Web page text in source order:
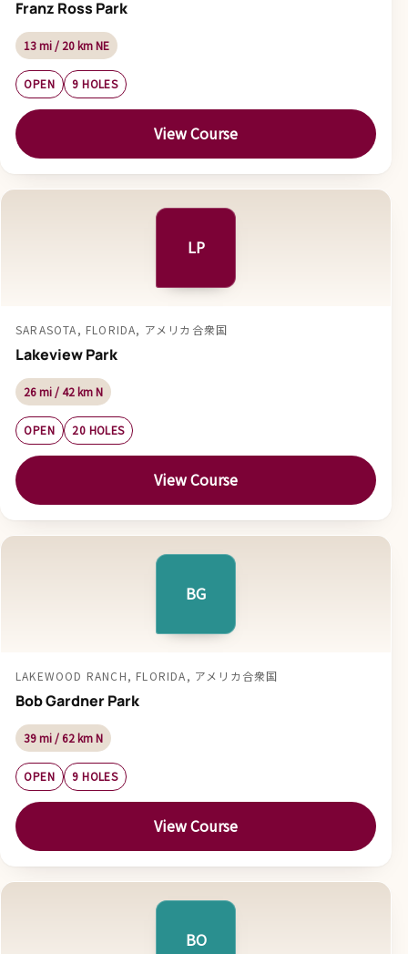
Franz Ross Park
13 mi / 20 km NE
OPEN 9 HOLES
View Course
LP
SARASOTA, FLORIDA, アメリカ合衆国
Lakeview Park
26 mi / 42 km N
OPEN 20 HOLES
View Course
BG
LAKEWOOD RANCH, FLORIDA, アメリカ合衆国
Bob Gardner Park
39 mi / 62 km N
OPEN 9 HOLES
View Course
BO